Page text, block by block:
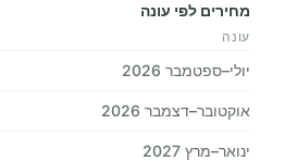
מחירים לפי עונה
עונה
יולי–ספטמבר 2026
אוקטובר–דצמבר 2026
ינואר–מרץ 2027